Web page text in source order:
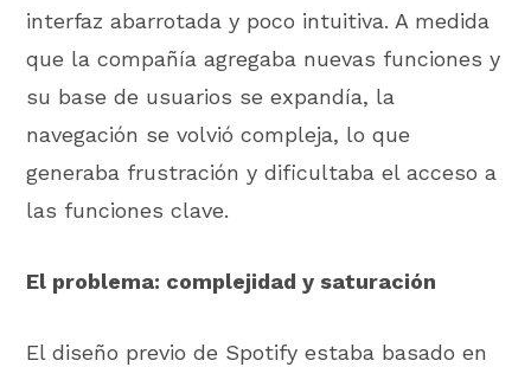
interfaz abarrotada y poco intuitiva. A medida
que la compañía agregaba nuevas funciones y
su base de usuarios se expandía, la
navegación se volvió compleja, lo que
generaba frustración y dificultaba el acceso a
las funciones clave.
El problema: complejidad y saturación
El diseño previo de Spotify estaba basado en